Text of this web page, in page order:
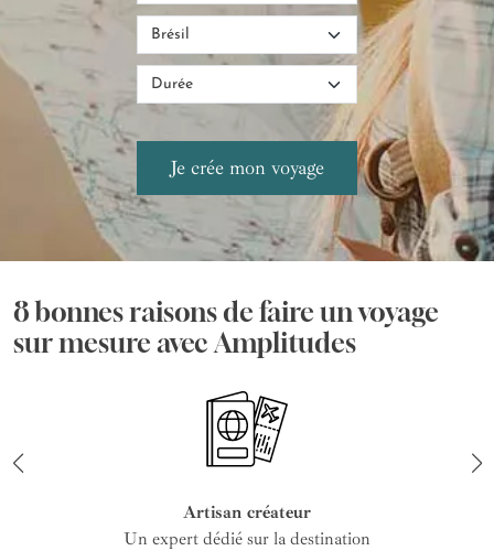
8 bonnes raisons de faire un voyage
sur mesure avec Amplitudes
Artisan créateur
Un expert dédié sur la destination